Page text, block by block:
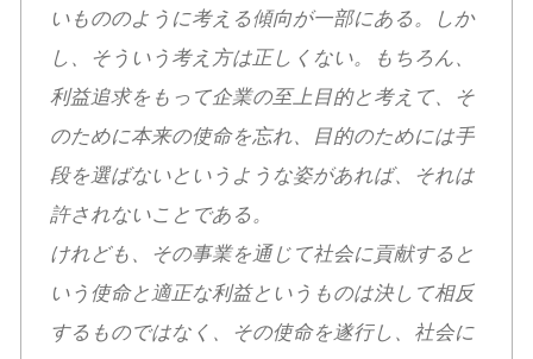
いもののように考える傾向が一部にある。しか
し、そういう考え方は正しくない。もちろん、
利益追求をもって企業の至上目的と考えて、そ
のために本来の使命を忘れ、目的のためには手
段を選ばないというような姿があれば、それは
許されないことである。
けれども、その事業を通じて社会に貢献すると
いう使命と適正な利益というものは決して相反
するものではなく、その使命を遂行し、社会に